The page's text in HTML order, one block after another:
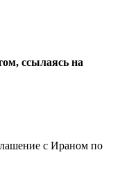
ссылаясь на
с Ираном по